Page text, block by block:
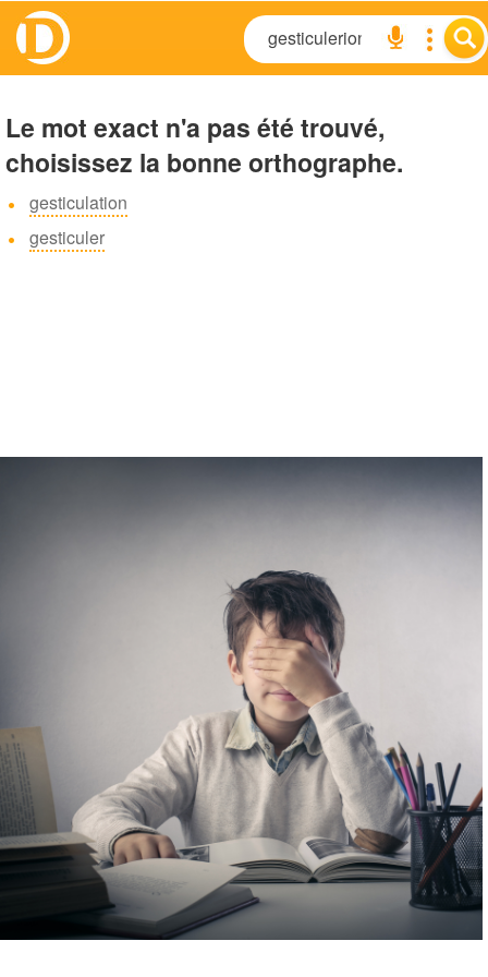
Le mot exact n'a pas été trouvé,
choisissez la bonne orthographe.
gesticulation
gesticuler